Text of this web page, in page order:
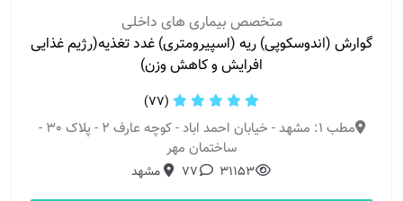
متخصص بیماری های داخلی
گوارش (اندوسکوپی) ریه (اسپیرومتری) غدد تغذیه(رژیم غذایی
افرایش و کاهش وزن)
(77)
مطب 1: مشهد - خیابان احمد اباد - کوچه عارف 2 - پلاک 30 -
ساختمان مهر
31153
77 مشهد